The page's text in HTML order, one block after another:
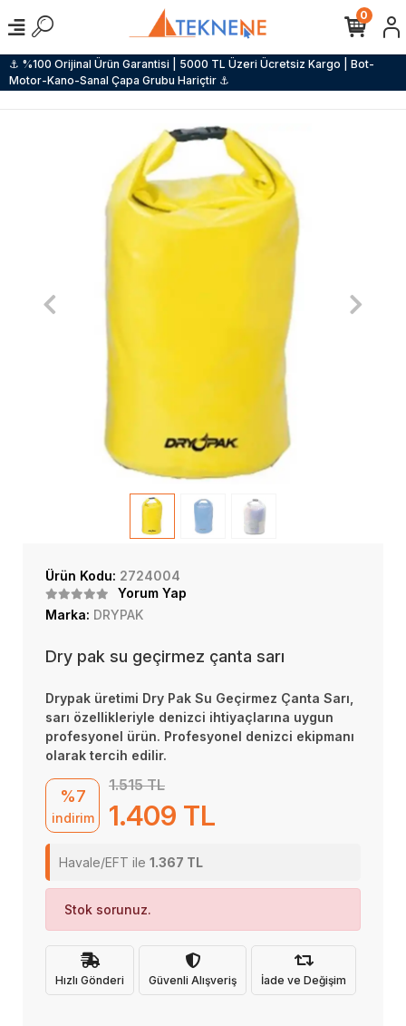
⚓ %100 Orijinal Ürün Garantisi | 5000 TL Üzeri Ücretsiz Kargo | Bot-
Motor-Kano-Sanal Çapa Grubu Hariçtir ⚓
0
Ürün Kodu: 2724004
Yorum Yap
Marka: DRYPAK
Dry pak su geçirmez çanta sarı
Drypak üretimi Dry Pak Su Geçirmez Çanta Sarı,
sarı özellikleriyle denizci ihtiyaçlarına uygun
profesyonel ürün. Profesyonel denizci ekipmanı
olarak tercih edilir.
%7
indirim
1.515 TL
1.409 TL
Havale/EFT ile 1.367 TL
Stok sorunuz.
Hızlı Gönderi Güvenli Alışveriş İade ve Değişim